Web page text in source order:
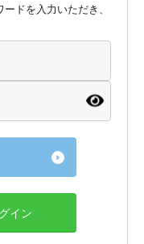
ドを入力いただき、